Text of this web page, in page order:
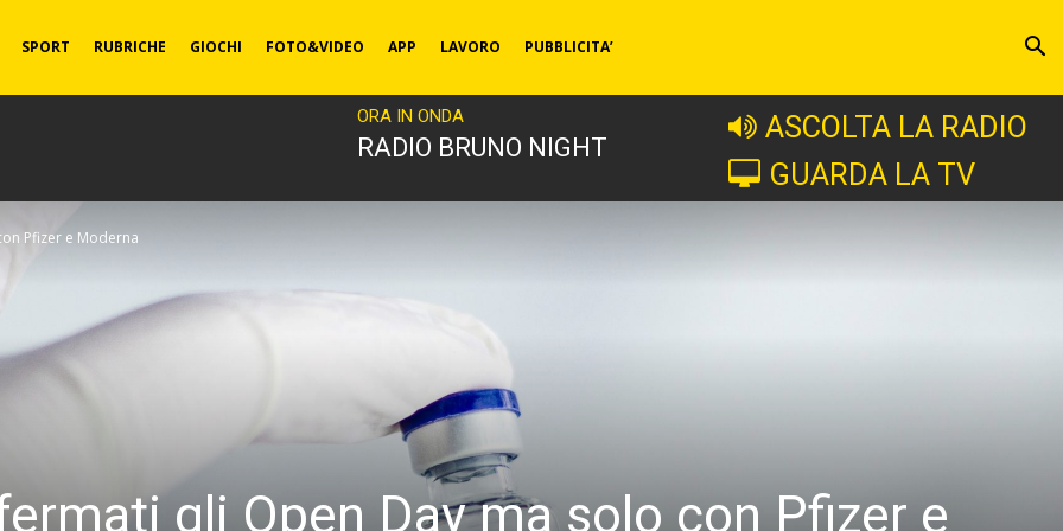
SPORT RUBRICHE GIOCHI FOTO&VIDEO APP LAVORO PUBBLICITA’
ORA IN ONDA
RADIO BRUNO NIGHT
ASCOLTA LA RADIO
GUARDA LA TV
Pfizer e Moderna
gli Open Day ma solo con Pfizer e